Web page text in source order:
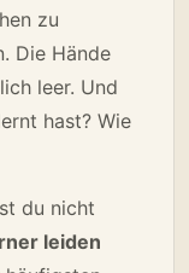
zu
Die Hände
leer. Und
hast? Wie
du nicht
leiden